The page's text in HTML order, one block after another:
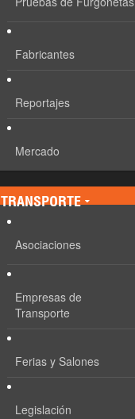
Fabricantes
Reportajes
Mercado
TRANSPORTE
Asociaciones
Empresas de
Transporte
Ferias y Salones
Legislación